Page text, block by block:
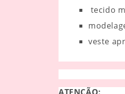
tecido
veste
ATENÇÃO: